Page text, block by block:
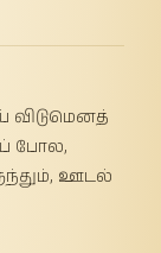
போல,
ஊடல்